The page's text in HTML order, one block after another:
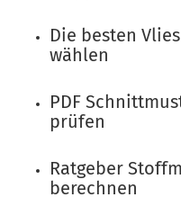
Die besten
wählen
PDF
prüfen
Ratgeber
berechnen